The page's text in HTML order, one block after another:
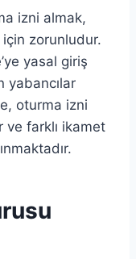
izni almak,
zorunludur.
yasal giriş
yabancılar
oturma izni
farklı ikamet